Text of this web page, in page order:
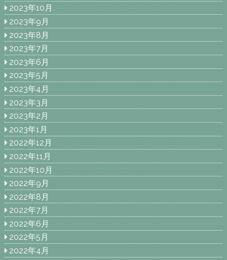
2023年10月
2023年9月
2023年8月
2023年7月
2023年6月
2023年5月
2023年4月
2023年3月
2023年2月
2023年1月
2022年12月
2022年11月
2022年10月
2022年9月
2022年8月
2022年7月
2022年6月
2022年5月
2022年4月